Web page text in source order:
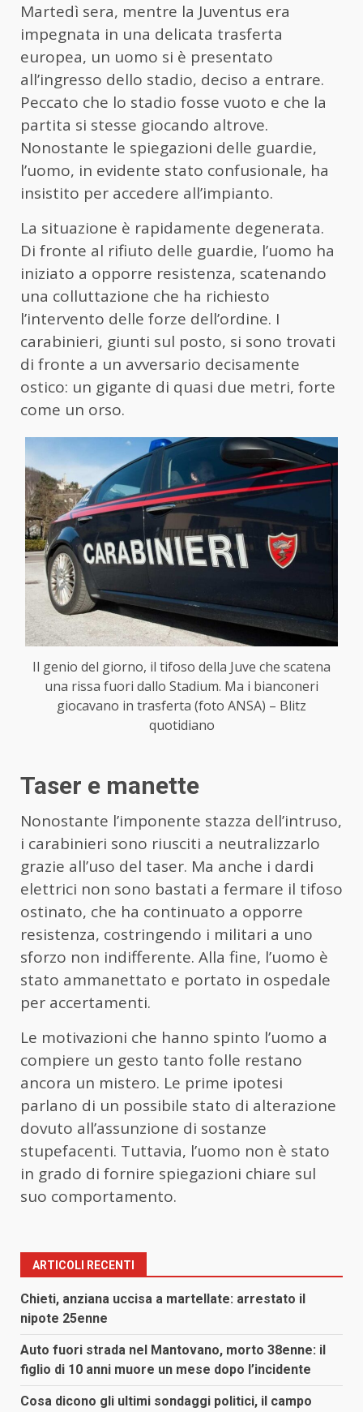
Martedì sera, mentre la Juventus era
impegnata in una delicata trasferta
europea, un uomo si è presentato
all’ingresso dello stadio, deciso a entrare.
Peccato che lo stadio fosse vuoto e che la
partita si stesse giocando altrove.
Nonostante le spiegazioni delle guardie,
l’uomo, in evidente stato confusionale, ha
insistito per accedere all’impianto.
La situazione è rapidamente degenerata.
Di fronte al rifiuto delle guardie, l’uomo ha
iniziato a opporre resistenza, scatenando
una colluttazione che ha richiesto
l’intervento delle forze dell’ordine. I
carabinieri, giunti sul posto, si sono trovati
di fronte a un avversario decisamente
ostico: un gigante di quasi due metri, forte
come un orso.
Il genio del giorno, il tifoso della Juve che scatena
una rissa fuori dallo Stadium. Ma i bianconeri
giocavano in trasferta (foto ANSA) – Blitz
quotidiano
Taser e manette
Nonostante l’imponente stazza dell’intruso,
i carabinieri sono riusciti a neutralizzarlo
grazie all’uso del taser. Ma anche i dardi
elettrici non sono bastati a fermare il tifoso
ostinato, che ha continuato a opporre
resistenza, costringendo i militari a uno
sforzo non indifferente. Alla fine, l’uomo è
stato ammanettato e portato in ospedale
per accertamenti.
Le motivazioni che hanno spinto l’uomo a
compiere un gesto tanto folle restano
ancora un mistero. Le prime ipotesi
parlano di un possibile stato di alterazione
dovuto all’assunzione di sostanze
stupefacenti. Tuttavia, l’uomo non è stato
in grado di fornire spiegazioni chiare sul
suo comportamento.
ARTICOLI RECENTI
Chieti, anziana uccisa a martellate: arrestato il
nipote 25enne
Auto fuori strada nel Mantovano, morto 38enne: il
figlio di 10 anni muore un mese dopo l’incidente
Cosa dicono gli ultimi sondaggi politici, il campo